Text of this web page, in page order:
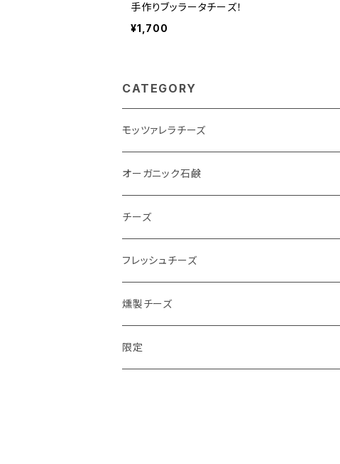
手作りブッラータチーズ！
¥1,700
CATEGORY
モッツァレラチーズ
オーガニック石鹸
チーズ
フレッシュチーズ
燻製チーズ
限定